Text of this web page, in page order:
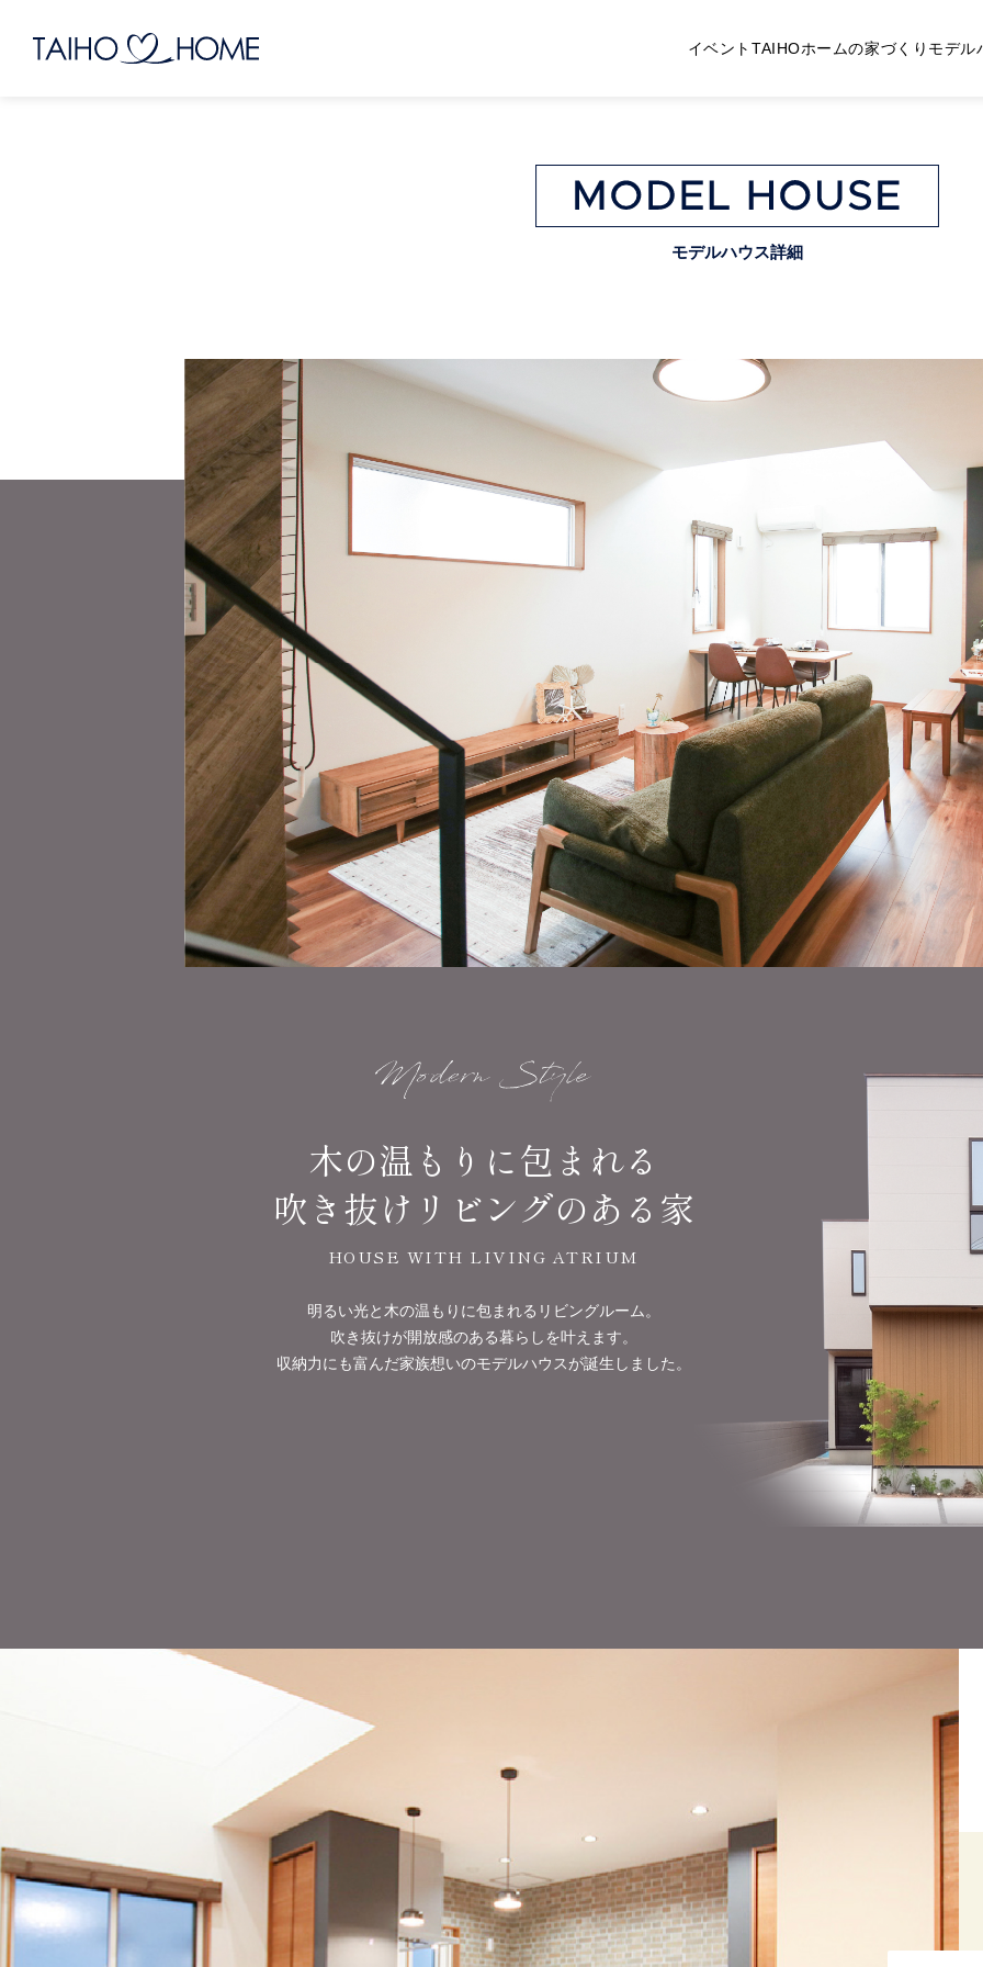
イベント TAIHOホームの家づくり モデル
モデルハウス詳細
木の温もりに包まれる
吹き抜けリビングのある家
HOUSE WITH LIVING ATRIUM
明るい光と木の温もりに包まれるリビングルーム。
吹き抜けが開放感のある暮らしを叶えます。
収納力にも富んだ家族想いのモデルハウスが誕生しました。